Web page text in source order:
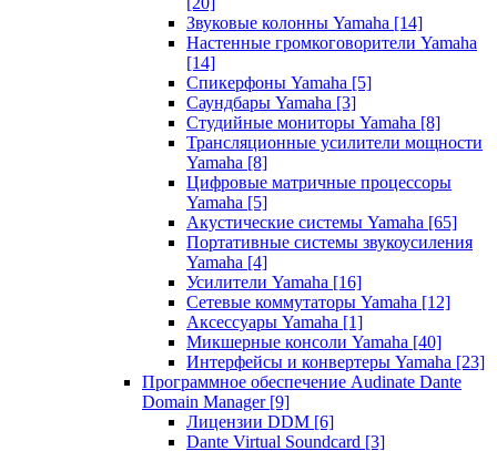
Звуковые колонны Yamaha [14]
Настенные громкоговорители Yamaha
[14]
Спикерфоны Yamaha [5]
Саундбары Yamaha [3]
Студийные мониторы Yamaha [8]
Трансляционные усилители мощности
Yamaha [8]
Цифровые матричные процессоры
Yamaha [5]
Акустические системы Yamaha [65]
Портативные системы звукоусиления
Yamaha [4]
Усилители Yamaha [16]
Сетевые коммутаторы Yamaha [12]
Аксессуары Yamaha [1]
Микшерные консоли Yamaha [40]
Интерфейсы и конвертеры Yamaha [23]
Программное обеспечение Audinate Dante
Domain Manager [9]
Лицензии DDM [6]
Dante Virtual Soundcard [3]